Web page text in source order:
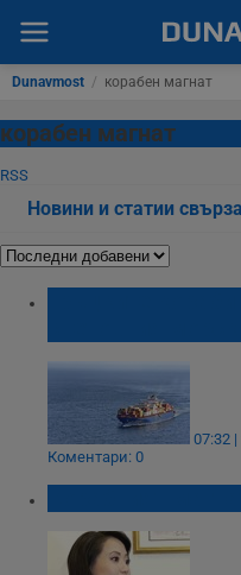
Dunavmost / корабен магнат
корабен магнат
RSS
Новини и статии
07:32
Коментари: 0